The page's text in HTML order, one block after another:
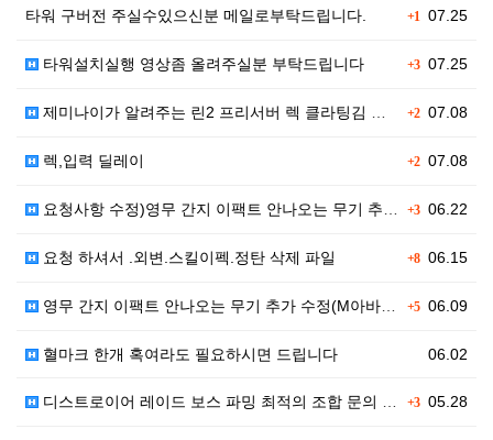
+1 07.25
타워 구버전 주실수있으신분 메일로부탁드립니다.
+307.25
타워설치실행 영상좀 올려주실분 부탁드립니다
+207.08
제미나이가 알려주는 린2 프리서버 렉 클라팅김 대처법입…
+207.08
렉,입력 딜레이
+306.22
요청사항 수정)영무 간지 이팩트 안나오는 무기 추가 수…
+806.15
요청 하셔서 .외변.스킬이펙.정탄 삭제 파일
+506.09
영무 간지 이팩트 안나오는 무기 추가 수정(M아바타)
06.02
혈마크 한개 혹여라도 필요하시면 드립니다
+305.28
디스트로이어 레이드 보스 파밍 최적의 조합 문의 (오버…